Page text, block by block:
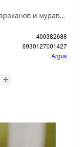
Argus Клеевая ловушка-домик от тараканов и муравьев
400382688
6930127001427
Argus